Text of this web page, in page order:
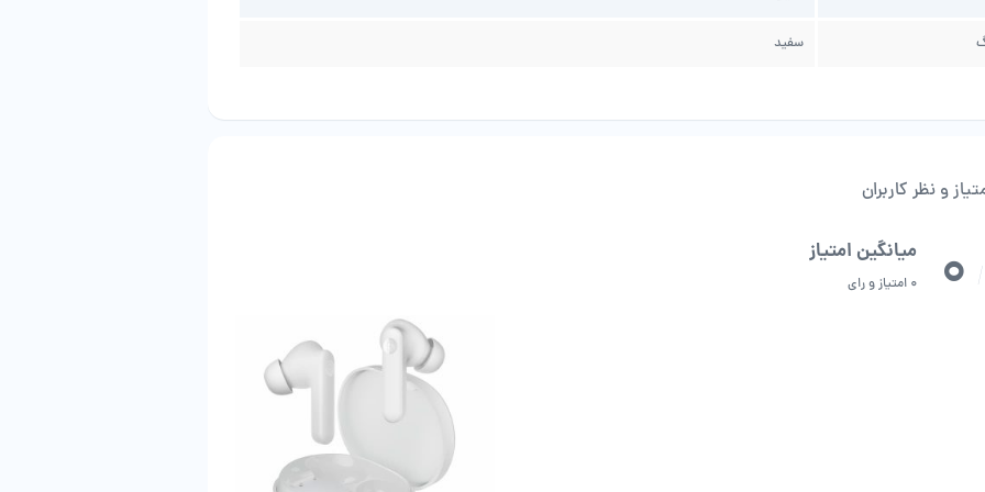
سفید
و نظر کاربران
0 میانگین امتیاز
0 امتیاز و رای